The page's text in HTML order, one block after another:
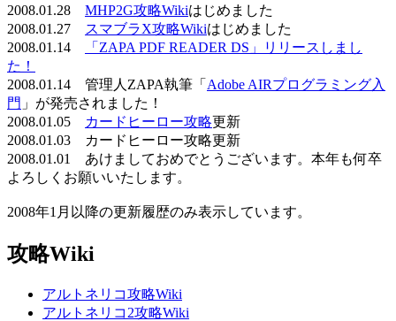
2008.01.28 MHP2G攻略Wikiはじめました
2008.01.27
スマブラX攻略Wikiはじめました
2008.01.14
「ZAPA PDF READER DS」リリースしまし
た！
2008.01.14 管理人ZAPA執筆「 Adobe AIRプログラミング入
門 」が発売されました！
2008.01.05
カードヒーロー攻略更新
2008.01.03 カードヒーロー攻略更新
2008.01.01 あけましておめでとうございます。本年も何卒
よろしくお願いいたします。
2008年1月以降の更新履歴のみ表示しています。
攻略Wiki
アルトネリコ攻略Wiki
アルトネリコ2攻略Wiki